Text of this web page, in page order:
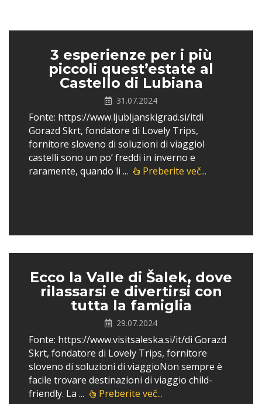
3 esperienze per i più
piccoli quest’estate al
Castello di Lubiana
31.07.2024
Fonte: https://www.ljubljanskigrad.si/itdi
Gorazd Skrt, fondatore di Lovely Trips,
fornitore sloveno di soluzioni di viaggioI
castelli sono un po’ freddi in inverno e
raramente, quando li ...
Preberite več...
Ecco la Valle di Šalek, dove
rilassarsi e divertirsi con
tutta la famiglia
29.07.2024
Fonte: https://www.visitsaleska.si/it/di Gorazd
Skrt, fondatore di Lovely Trips, fornitore
sloveno di soluzioni di viaggioNon sempre è
facile trovare destinazioni di viaggio child-
friendly. La ...
Preberite več...